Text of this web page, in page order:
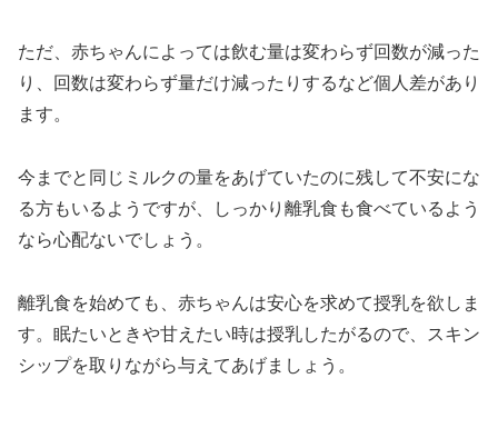
ただ、赤ちゃんによっては飲む量は変わらず回数が減った
り、回数は変わらず量だけ減ったりするなど個人差があり
ます。
今までと同じミルクの量をあげていたのに残して不安にな
る方もいるようですが、しっかり離乳食も食べているよう
なら心配ないでしょう。
離乳食を始めても、赤ちゃんは安心を求めて授乳を欲しま
す。眠たいときや甘えたい時は授乳したがるので、スキン
シップを取りながら与えてあげましょう。